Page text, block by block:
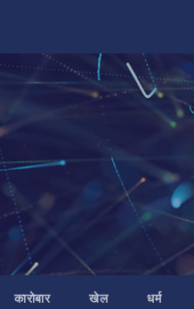
कारोबार खेल धर्म